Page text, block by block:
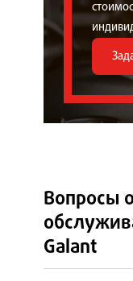
Вопросы
Galant